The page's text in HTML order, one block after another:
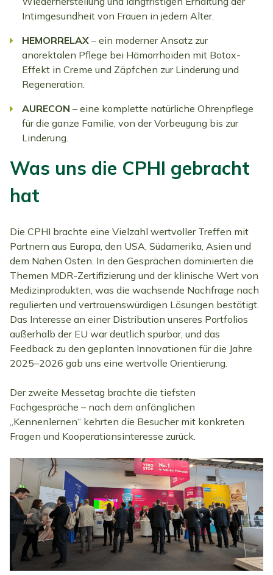
Intimgesundheit von Frauen in jedem Alter.
HEMORRELAX – ein moderner Ansatz zur
anorektalen Pflege bei Hämorrhoiden mit Botox-
Effekt in Creme und Zäpfchen zur Linderung und
Regeneration.
AURECON – eine komplette natürliche Ohrenpflege
für die ganze Familie, von der Vorbeugung bis zur
Linderung.
Was uns die CPHI gebracht
hat
Die CPHI brachte eine Vielzahl wertvoller Treffen mit
Partnern aus Europa, den USA, Südamerika, Asien und
dem Nahen Osten. In den Gesprächen dominierten die
Themen MDR-Zertifizierung und der klinische Wert von
Medizinprodukten, was die wachsende Nachfrage nach
regulierten und vertrauenswürdigen Lösungen bestätigt.
Das Interesse an einer Distribution unseres Portfolios
außerhalb der EU war deutlich spürbar, und das
Feedback zu den geplanten Innovationen für die Jahre
2025–2026 gab uns eine wertvolle Orientierung.
Der zweite Messetag brachte die tiefsten
Fachgespräche – nach dem anfänglichen
„Kennenlernen“ kehrten die Besucher mit konkreten
Fragen und Kooperationsinteresse zurück.